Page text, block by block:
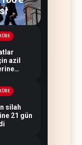
azil
silah
21 gün